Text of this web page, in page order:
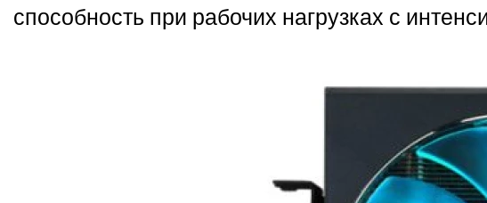
способность при рабочих нагрузках с